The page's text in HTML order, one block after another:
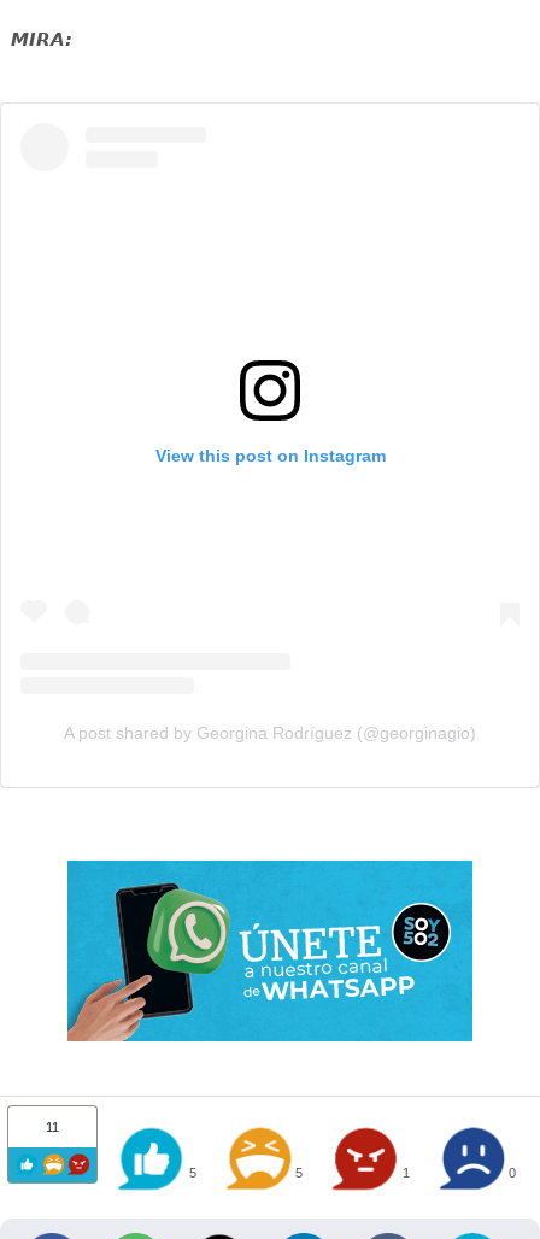
MIRA:
View this post on Instagram
A post shared by Georgina Rodríguez (@georginagio)
11
5 5 1 0